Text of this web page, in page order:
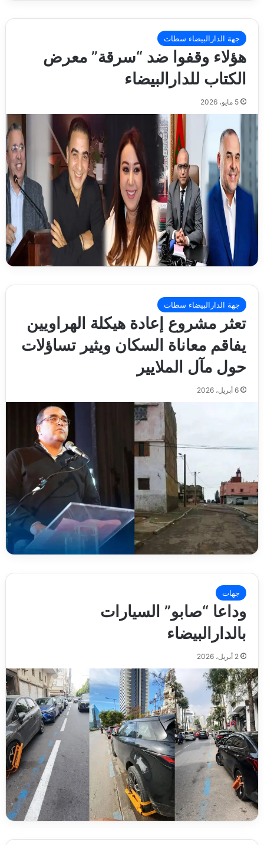
جهة الدارالبيضاء سطات
هؤلاء وقفوا ضد “سرقة” معرض
الكتاب للدارالبيضاء
5 مايو، 2026
جهة الدارالبيضاء سطات
تعثر مشروع إعادة هيكلة الهراويين
يفاقم معاناة السكان ويثير تساؤلات
حول مآل الملايير
6 أبريل، 2026
جهات
وداعا “صابو” السيارات
بالدارالبيضاء
2 أبريل، 2026